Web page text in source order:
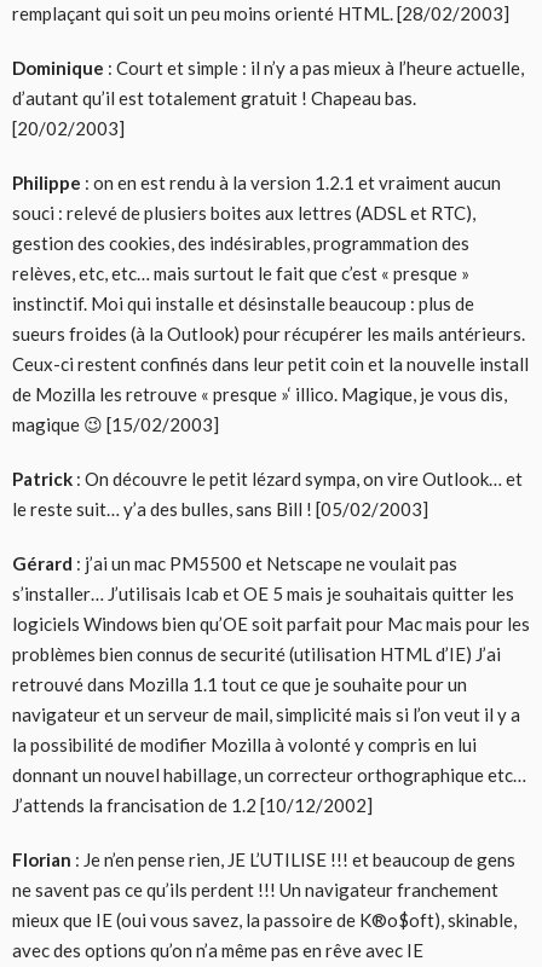
remplaçant qui soit un peu moins orienté HTML. [28/02/2003]
Dominique : Court et simple : il n’y a pas mieux à l’heure actuelle,
d’autant qu’il est totalement gratuit ! Chapeau bas.
[20/02/2003]
Philippe : on en est rendu à la version 1.2.1 et vraiment aucun
souci : relevé de plusiers boites aux lettres (ADSL et RTC),
gestion des cookies, des indésirables, programmation des
relèves, etc, etc… mais surtout le fait que c’est « presque »
instinctif. Moi qui installe et désinstalle beaucoup : plus de
sueurs froides (à la Outlook) pour récupérer les mails antérieurs.
Ceux-ci restent confinés dans leur petit coin et la nouvelle install
de Mozilla les retrouve « presque »‘ illico. Magique, je vous dis,
magique 😉 [15/02/2003]
Patrick : On découvre le petit lézard sympa, on vire Outlook… et
le reste suit… y’a des bulles, sans Bill ! [05/02/2003]
Gérard : j’ai un mac PM5500 et Netscape ne voulait pas
s’installer… J’utilisais Icab et OE 5 mais je souhaitais quitter les
logiciels Windows bien qu’OE soit parfait pour Mac mais pour les
problèmes bien connus de securité (utilisation HTML d’IE) J’ai
retrouvé dans Mozilla 1.1 tout ce que je souhaite pour un
navigateur et un serveur de mail, simplicité mais si l’on veut il y a
la possibilité de modifier Mozilla à volonté y compris en lui
donnant un nouvel habillage, un correcteur orthographique etc…
J’attends la francisation de 1.2 [10/12/2002]
Florian : Je n’en pense rien, JE L’UTILISE !!! et beaucoup de gens
ne savent pas ce qu’ils perdent !!! Un navigateur franchement
mieux que IE (oui vous savez, la passoire de K®o$oft), skinable,
avec des options qu’on n’a même pas en rêve avec IE